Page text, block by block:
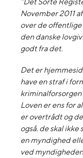
November 2011
over de
den danske
godt fra det.
Det er
have en straf i
Loven er ens for
er overtrådt og
også. de skal
en myndighed
ved